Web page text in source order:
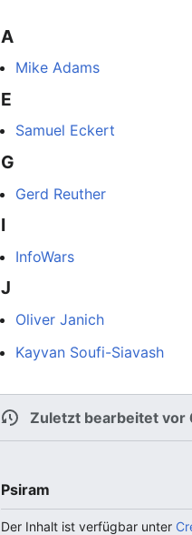
A
Mike Adams
E
Samuel Eckert
G
Gerd Reuther
I
InfoWars
J
Oliver Janich
Kayvan Soufi-Siavash
Zuletzt bearbeitet vor
Psiram
Der Inhalt ist verfügbar unter